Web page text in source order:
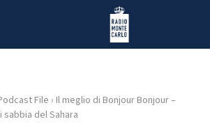
Radio Monte Carlo
File › Il meglio di Bonjour Bonjour –
del Sahara